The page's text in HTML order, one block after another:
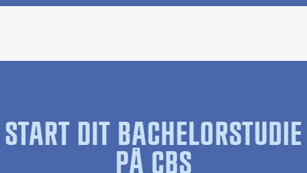
START DIT BACHELORSTUDIE
PÅ CBS